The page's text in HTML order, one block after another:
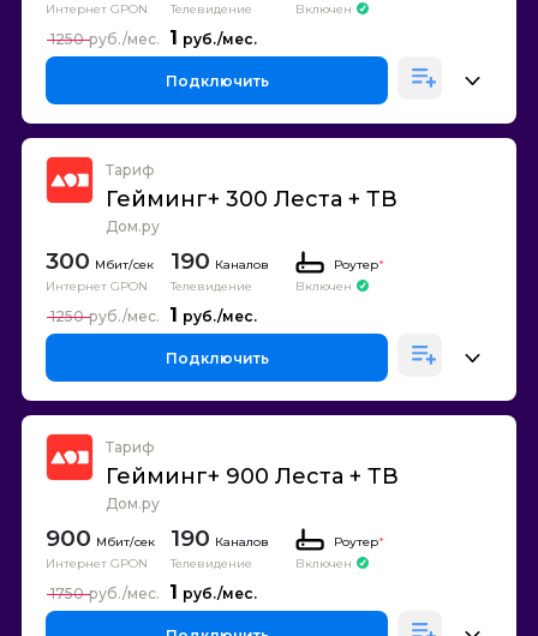
Интернет GPON
Телевидение
Включен
1
1250
Подключить
Тариф
Гейминг+ 300 Леста + ТВ
Дом.ру
300
Интернет GPON
190 Каналов
Телевидение
Роутер*
Включен
1
1250
Подключить
Тариф
Гейминг+ 900 Леста + ТВ
Дом.ру
900
Интернет GPON
190 Каналов
Телевидение
Роутер*
Включен
1
1750